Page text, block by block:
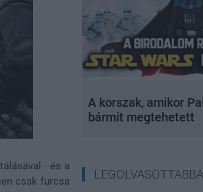
- és a
csak furcsa
A korszak, amikor
bármit megtehetett